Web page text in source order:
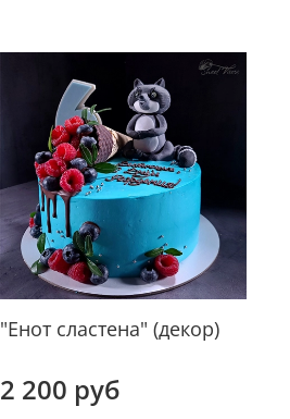
"Енот сластена" (декор)
2 200 руб